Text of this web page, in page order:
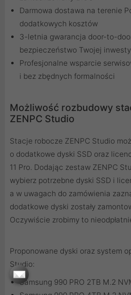
Darmowa dostawa na terenie
dodatkowych kosztów
3-letnia gwarancja door-to-
bezpieczeństwo Twojej
Profesjonalne wsparcie
i bez zbędnych formalności
Możliwość rozbudowy
ZENPC Studio
Stacje robocze ZENPC Studio
o dodatkowe dyski SSD oraz
11 Pro. Dodając zestaw ZENPC
wybierz potrzebne dyski SSD i
a w uwagach do zamówienia
dodatkowe dyski zostały
Oczywiście zrobimy to
Proponowane dyski oraz system
Studio:
Samsung 990 PRO 2TB M.2